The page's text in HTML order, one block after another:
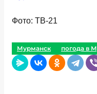
Фото: ТВ-21
Мурманск погода в